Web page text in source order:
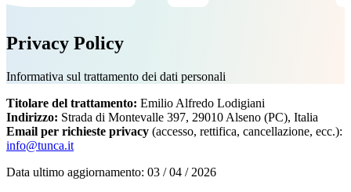
Privacy Policy
Informativa sul trattamento dei dati personali
Titolare del trattamento: Emilio Alfredo Lodigiani
Indirizzo: Strada di Montevalle 397, 29010 Alseno (PC), Italia
Email per richieste privacy (accesso, rettifica, cancellazione, ecc.):
info@tunca.it
Data ultimo aggiornamento: 03 / 04 / 2026